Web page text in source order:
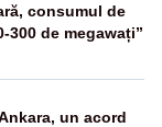
consumul de
300 de megawați”
un acord